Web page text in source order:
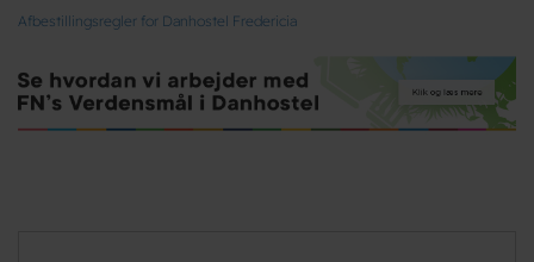
Afbestillingsregler for Danhostel Fredericia